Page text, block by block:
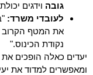
גובה וידגים
לעובדי משרד:
את המטף הקרוב
נקודת הכינוס."
יעדים כאלה הופכים
ומאפשרים למדוד את